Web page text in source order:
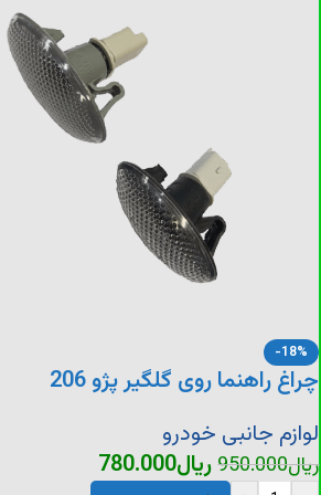
-18%
چراغ راهنما روی گلگیر پژو 206
لوازم جانبی خودرو
ریال950.000ریال780.000